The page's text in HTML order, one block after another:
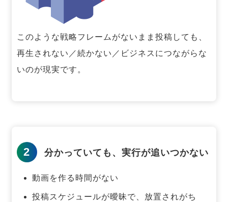
このような戦略フレームがないまま投稿しても、
再生されない／続かない／ビジネスにつながらな
いのが現実です。
2 分かっていても、実行が追いつかない
動画を作る時間がない
投稿スケジュールが曖昧で、放置されがち